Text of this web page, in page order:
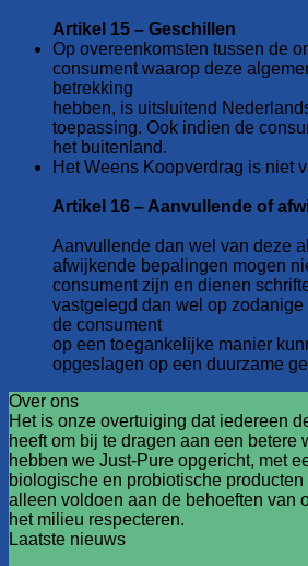
Artikel 15 – Geschillen
Op overeenkomsten tussen de
consument waarop deze
betrekking
hebben, is uitsluitend
toepassing. Ook indien de
het buitenland.
Het Weens Koopverdrag is niet
Artikel 16 – Aanvullende of
Aanvullende dan wel van deze
afwijkende bepalingen mogen
consument zijn en dienen
vastgelegd dan wel op
de consument
op een toegankelijke manier
opgeslagen op een duurzame
Over ons
Het is onze overtuiging dat iedereen
heeft om bij te dragen aan een betere
hebben we Just-Pure opgericht, met
biologische en probiotische
alleen voldoen aan de behoeften van
het milieu respecteren.
Laatste nieuws